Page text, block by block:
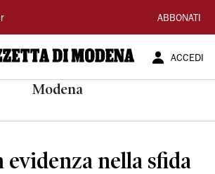
ABBONATI
ACCEDI
Modena
evidenza nella sfida